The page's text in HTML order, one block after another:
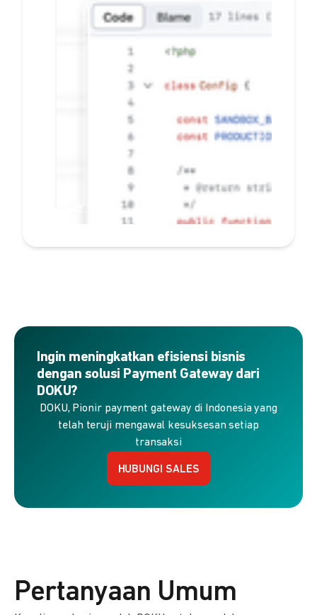
secara mudah dan
cepat
Pelanggan tidak perlu beralih
ke situs lain saat bertransaksi
Konfigurasi mandiri dengan
CMS dashboard, hubungkan
situs bisnis Anda tanpa coding
Terima notifikasi transaksi
secara real-time
PELAJARI LEBIH LANJUT
Ingin meningkatkan efisiensi bisnis
dengan solusi Payment Gateway dari
DOKU?
DOKU, Pionir payment gateway di Indonesia yang
telah teruji mengawal kesuksesan setiap
transaksi
HUBUNGI SALES
Pertanyaan Umum